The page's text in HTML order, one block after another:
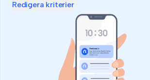
Redigera kriterier